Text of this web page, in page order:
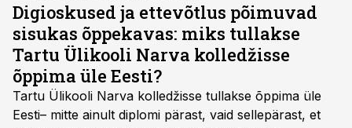
Digioskused ja ettevõtlus põimuvad
sisukas õppekavas: miks tullakse
Tartu Ülikooli Narva kolledžisse
õppima üle Eesti?
Tartu Ülikooli Narva kolledžisse tullakse õppima üle
Eesti– mitte ainult diplomi pärast, vaid sellepärast, et